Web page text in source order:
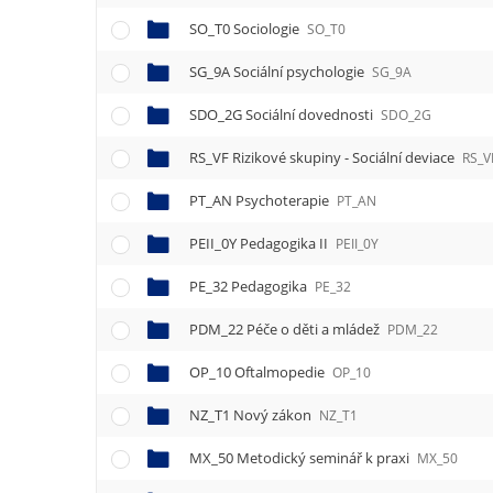
SO_T0 Sociologie SO_T0
SG_9A Sociální psychologie SG_9A
SDO_2G Sociální dovednosti SDO_2G
RS_VF Rizikové skupiny - Sociální deviace
PT_AN Psychoterapie PT_AN
PEII_0Y Pedagogika II PEII_0Y
PE_32 Pedagogika PE_32
PDM_22 Péče o děti a mládež PDM_22
OP_10 Oftalmopedie OP_10
NZ_T1 Nový zákon NZ_T1
MX_50 Metodický seminář k praxi MX_50